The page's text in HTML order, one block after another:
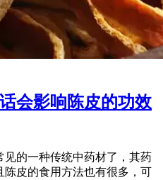
会影响陈皮的功效
见的一种传统中药材了，其药
陈皮的食用方法也有很多，可